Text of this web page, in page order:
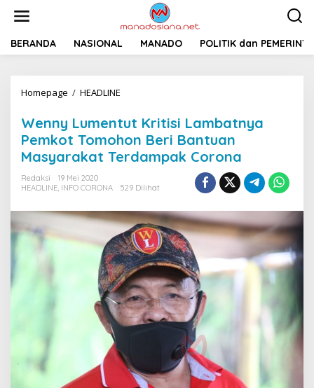
t
BERANDA NASIONAL MANADO POLITIK dan
Homepage / HEADLINE
n
n
y
L
e
t
u
t
K
r
i
t
i
a
m
Wenny Lumentut Kritisi Lambatnya
Pemkot Tomohon Beri Bantuan
Masyarakat Terdampak Corona
Redaksi
19 Mei 2020
HEADLINE, INFO CORONA 529 Dilihat